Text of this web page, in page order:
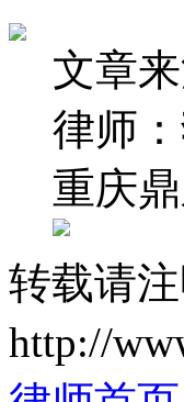
文章来
律师：
重庆
转载请
http://